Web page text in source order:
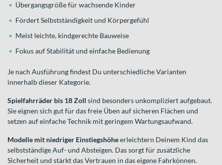
Übergangsgröße für wachsende Kinder
Fördert Selbstständigkeit und Körpergefühl
Meist leichte, kindgerechte Bauweise
Fokus auf Stabilität und einfache Bedienung
Je nach Ausführung findest Du unterschiedliche Varianten
innerhalb dieser Kategorie.
Spielfahrräder bis 18 Zoll sind besonders unkompliziert aufgebaut.
Sie eignen sich gut für das freie Üben auf sicheren Flächen und
setzen auf einfache Technik mit geringem Wartungsaufwand.
Modelle mit niedriger Einstiegshöheerleichtern Deinem Kind das
selbstständige Auf- und Absteigen. Das sorgt für zusätzliche
Sicherheit und stärkt das Vertrauen in das eigene Fahrkönnen.